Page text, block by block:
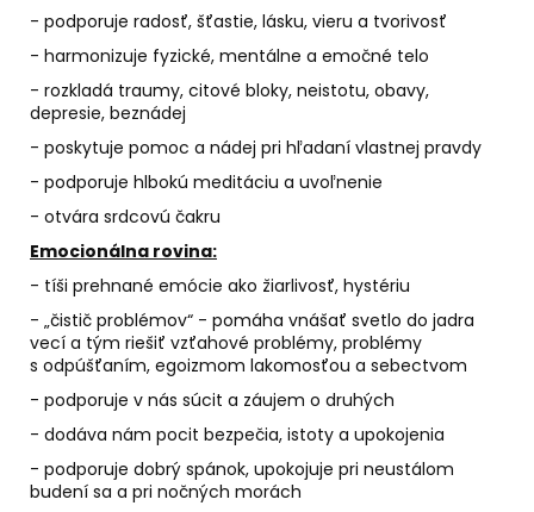
- podporuje radosť, šťastie, lásku, vieru a tvorivosť
- harmonizuje fyzické, mentálne a emočné telo
- rozkladá traumy, citové bloky, neistotu, obavy,
depresie, beznádej
- poskytuje pomoc a nádej pri hľadaní vlastnej pravdy
- podporuje hlbokú meditáciu a uvoľnenie
- otvára srdcovú čakru
Emocionálna rovina:
- tíši prehnané emócie ako žiarlivosť, hystériu
- „čistič problémov“ - pomáha vnášať svetlo do jadra
vecí a tým riešiť vzťahové problémy, problémy
s odpúšťaním, egoizmom lakomosťou a sebectvom
- podporuje v nás súcit a záujem o druhých
- dodáva nám pocit bezpečia, istoty a upokojenia
- podporuje dobrý spánok, upokojuje pri neustálom
budení sa a pri nočných morách
SVIEČKA
NA
ZVEĽADENIE
VÁŠNE
A
SEXUALITY
€9,50